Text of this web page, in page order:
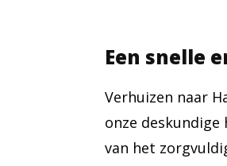
Een snelle
Verhuizen naar
onze deskundige
van het